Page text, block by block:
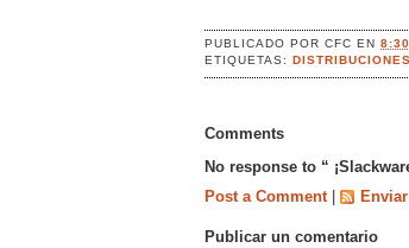
PUBLICADO PORCFCEN8:30
ETIQUETAS:
Comments
No response to “
Post a Comment
Publicar un comentario